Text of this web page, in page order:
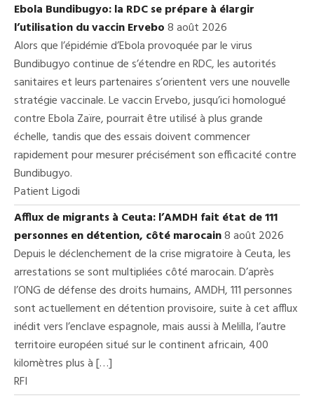
Ebola Bundibugyo: la RDC se prépare à élargir
l’utilisation du vaccin Ervebo8 août 2026
Alors que l’épidémie d’Ebola provoquée par le virus
Bundibugyo continue de s’étendre en RDC, les autorités
sanitaires et leurs partenaires s’orientent vers une nouvelle
stratégie vaccinale. Le vaccin Ervebo, jusqu’ici homologué
contre Ebola Zaïre, pourrait être utilisé à plus grande
échelle, tandis que des essais doivent commencer
rapidement pour mesurer précisément son efficacité contre
Bundibugyo.
Patient Ligodi
Afflux de migrants à Ceuta: l’AMDH fait état de 111
personnes en détention, côté marocain8 août 2026
Depuis le déclenchement de la crise migratoire à Ceuta, les
arrestations se sont multipliées côté marocain. D’après
l’ONG de défense des droits humains, AMDH, 111 personnes
sont actuellement en détention provisoire, suite à cet afflux
inédit vers l’enclave espagnole, mais aussi à Melilla, l’autre
territoire européen situé sur le continent africain, 400
kilomètres plus à […]
RFI